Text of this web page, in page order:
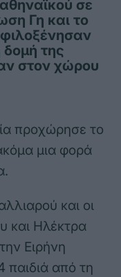
σε
Γη και το
δομή της
στον χώρου
προχώρησε το
μια φορά
και οι
και Ηλέκτρα
Ειρήνη
παιδιά από τη